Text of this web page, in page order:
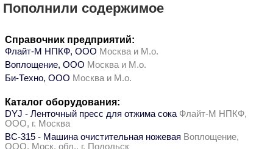
Пополнили содержимое
Справочник предприятий:
Флайт-М НПКФ, ООО Москва и М.о.
Воплощение, ООО Москва и М.о.
Би-Техно, ООО Москва и М.о.
Каталог оборудования:
DYJ - Ленточный пресс для отжима сока Флайт-М НПКФ,
ООО, г. Москва
ВС-315 - Машина очистительная ножевая Воплощение,
ООО, Моск. обл., г. Подольск